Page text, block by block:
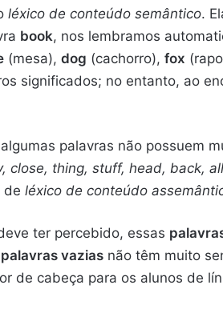
léxico de conteúdo semântico.
book, nos lembramos
(mesa), dog (cachorro), fox
significados; no entanto, ao
palavras não possuem
close, thing, stuff, head, back,
de léxico de conteúdo
ter percebido, essas
palavras vazias não têm muito
de cabeça para os alunos de